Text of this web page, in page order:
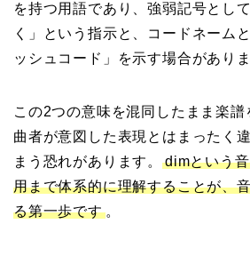
を持つ用語であり、強弱記号とし
く」という指示と、コードネーム
ッシュコード」を示す場合がありま
この2つの意味を混同したまま楽
曲者が意図した表現とはまったく
まう恐れがあります。
dimという
用まで体系的に理解することが、
る第一歩です。